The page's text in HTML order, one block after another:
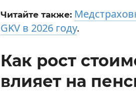
Читайте также:
GKV в 2026 году.
Как рост
влияет на